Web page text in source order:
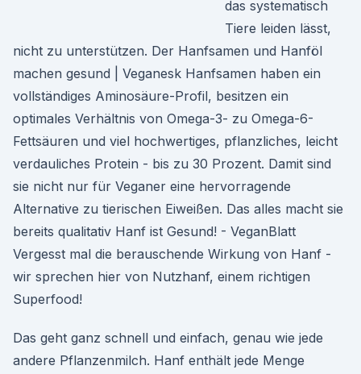
das systematisch
Tiere leiden lässt,
nicht zu unterstützen. Der Hanfsamen und Hanföl
machen gesund | Veganesk Hanfsamen haben ein
vollständiges Aminosäure-Profil, besitzen ein
optimales Verhältnis von Omega-3- zu Omega-6-
Fettsäuren und viel hochwertiges, pflanzliches, leicht
verdauliches Protein - bis zu 30 Prozent. Damit sind
sie nicht nur für Veganer eine hervorragende
Alternative zu tierischen Eiweißen. Das alles macht sie
bereits qualitativ Hanf ist Gesund! - VeganBlatt
Vergesst mal die berauschende Wirkung von Hanf -
wir sprechen hier von Nutzhanf, einem richtigen
Superfood!
Das geht ganz schnell und einfach, genau wie jede
andere Pflanzenmilch. Hanf enthält jede Menge